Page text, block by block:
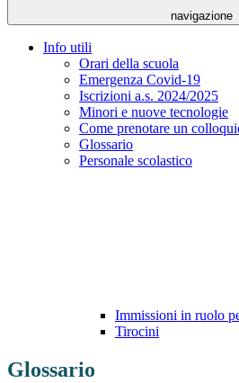
navigazione
Info utili
Orari della scuola
Emergenza Covid-19
Iscrizioni a.s. 2024/2025
Minori e nuove tecnologie
Come prenotare un
Glossario
Personale scolastico
Immissioni in ruolo
Tirocini
Glossario